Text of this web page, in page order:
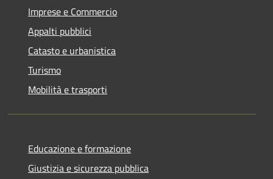
Imprese e Commercio
Appalti pubblici
Catasto e urbanistica
Turismo
Mobilità e trasporti
Educazione e formazione
Giustizia e sicurezza pubblica